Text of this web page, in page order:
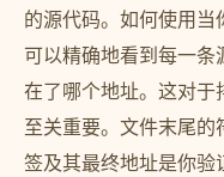
的源代码。如何使用
可以精确地看到每一
在了哪个地址。这对
至关重要。文件末尾
签及其最终地址是你